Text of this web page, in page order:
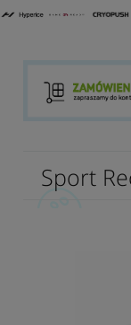
Sport